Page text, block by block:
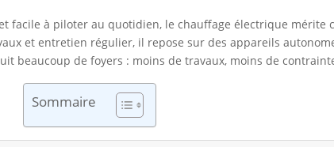
facile à piloter au quotidien, le chauffage électrique mérite
et entretien régulier, il repose sur des appareils
beaucoup de foyers : moins de travaux, moins de
Sommaire